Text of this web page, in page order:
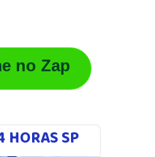
no Zap
HORAS SP